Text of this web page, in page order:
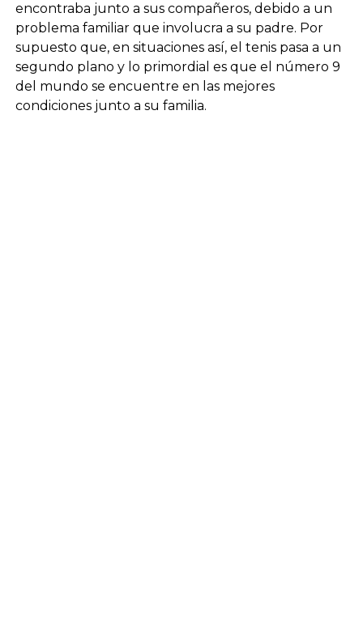
encontraba junto a sus compañeros, debido a un
problema familiar que involucra a su padre. Por
supuesto que, en situaciones así, el tenis pasa a un
segundo plano y lo primordial es que el número 9
del mundo se encuentre en las mejores
condiciones junto a su familia.